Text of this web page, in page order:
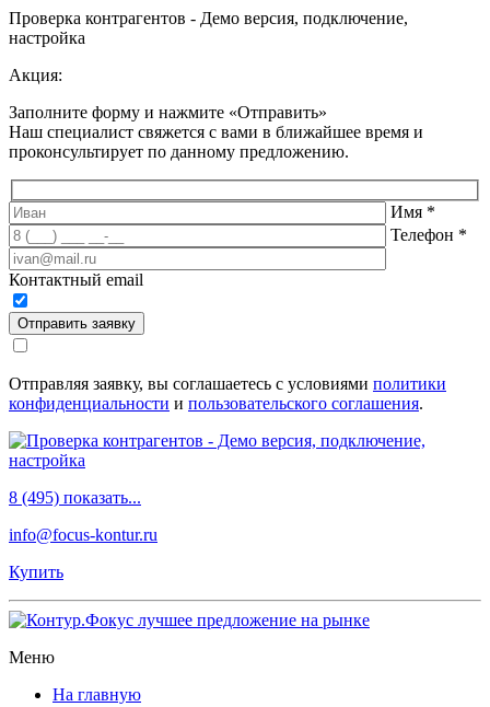
Проверка контрагентов - Демо версия, подключение,
настройка
Акция:
Заполните форму и нажмите «Отправить»
Наш специалист свяжется с вами в ближайшее время и
проконсультирует по данному предложению.
Имя *
Телефон *
Контактный email
Отправить заявку
Отправляя заявку, вы соглашаетесь с условиями политики
конфиденциальности и пользовательского соглашения.
8 (495) показать...
info@focus-kontur.ru
Купить
Меню
На главную